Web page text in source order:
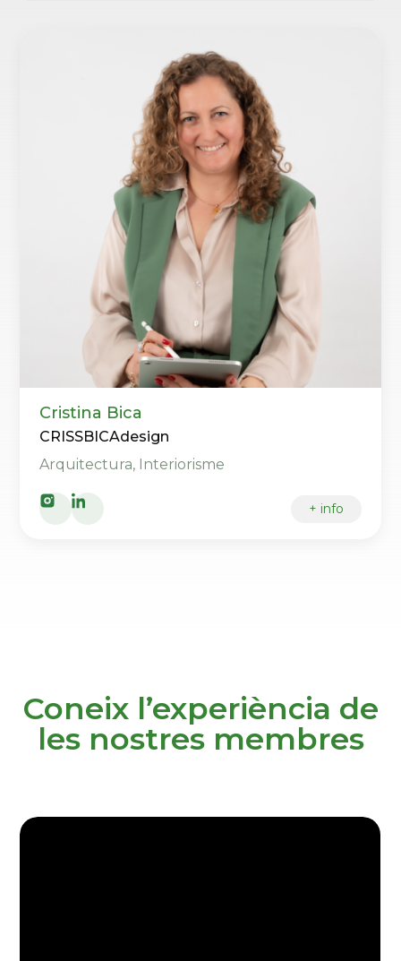
Cristina Bica
CRISSBICAdesign
Arquitectura, Interiorisme
+ info
Coneix l’experiència de
les nostres membres